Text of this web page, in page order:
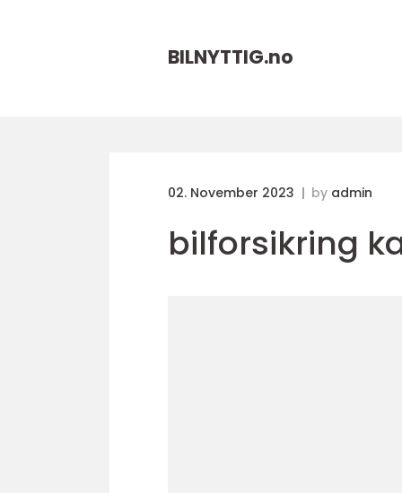
BILNYTTIG.no
02. November 2023 by admin
bilforsikring